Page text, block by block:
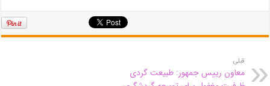
قبلی
معاون رییس جمهور: طبیعت گردی